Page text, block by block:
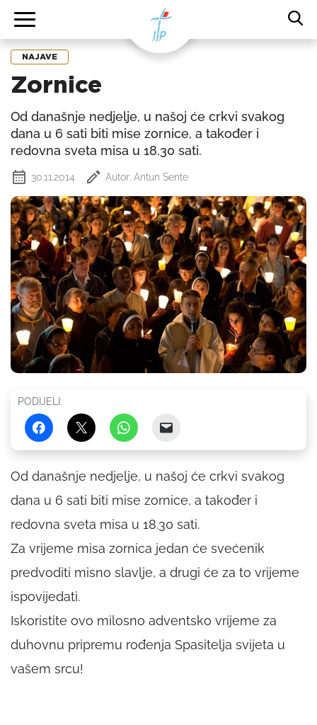
NAJAVE
Zornice
Od današnje nedjelje, u našoj će crkvi svakog
dana u 6 sati biti mise zornice, a također i
redovna sveta misa u 18.30 sati.
30.11.2014 Autor: Antun Sente
PODIJELI:
Od današnje nedjelje, u našoj će crkvi svakog
dana u 6 sati biti mise zornice, a također i
redovna sveta misa u 18.30 sati.
Za vrijeme misa zornica jedan će svećenik
predvoditi misno slavlje, a drugi će za to vrijeme
ispovijedati.
Iskoristite ovo milosno adventsko vrijeme za
duhovnu pripremu rođenja Spasitelja svijeta u
vašem srcu!